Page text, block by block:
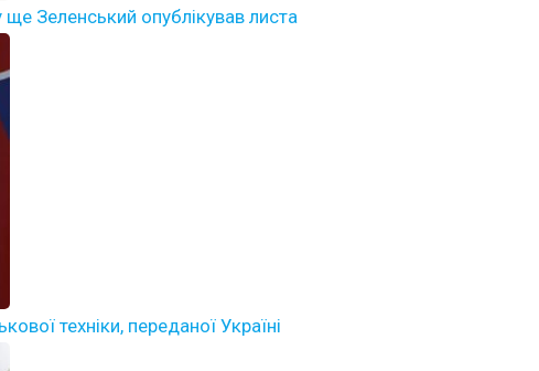
Зеленський опублікував листа
техніки, переданої Україні